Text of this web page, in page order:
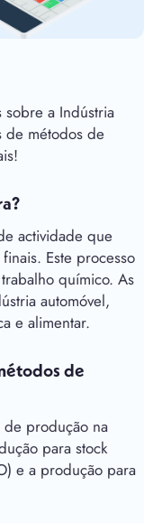
sobre a Indústria
de métodos de
actividade que
Este processo
químico. As
automóvel,
e alimentar.
de
de produção na
para stock
e a produção para